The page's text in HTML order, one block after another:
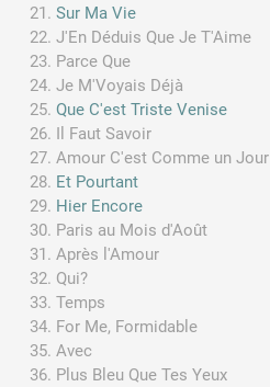
Sur Ma Vie
J'En Déduis Que Je T'Aime
Parce Que
Je M'Voyais Déjà
Que C'est Triste Venise
Il Faut Savoir
Amour C'est Comme un Jour
Et Pourtant
Hier Encore
Paris au Mois d'Août
Après l'Amour
Qui?
Temps
For Me, Formidable
Avec
Plus Bleu Que Tes Yeux